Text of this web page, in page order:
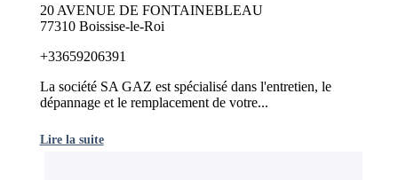
20 AVENUE DE FONTAINEBLEAU
77310 Boissise-le-Roi
+33659206391
La société SA GAZ est spécialisé dans l'entretien, le
dépannage et le remplacement de votre...
Lire la suite